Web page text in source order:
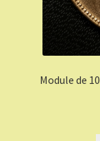
Module de